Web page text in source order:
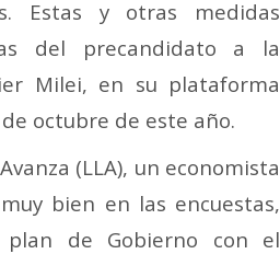
Estas y otras medidas
del precandidato a la
Milei, en su plataforma
octubre de este año.
(LLA), un economista
bien en las encuestas,
de Gobierno con el